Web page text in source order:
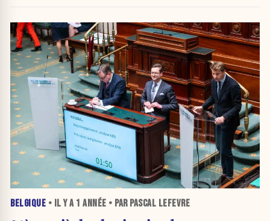
BELGIQUE • IL Y A 1 ANNÉE • PAR PASCAL LEFEVRE